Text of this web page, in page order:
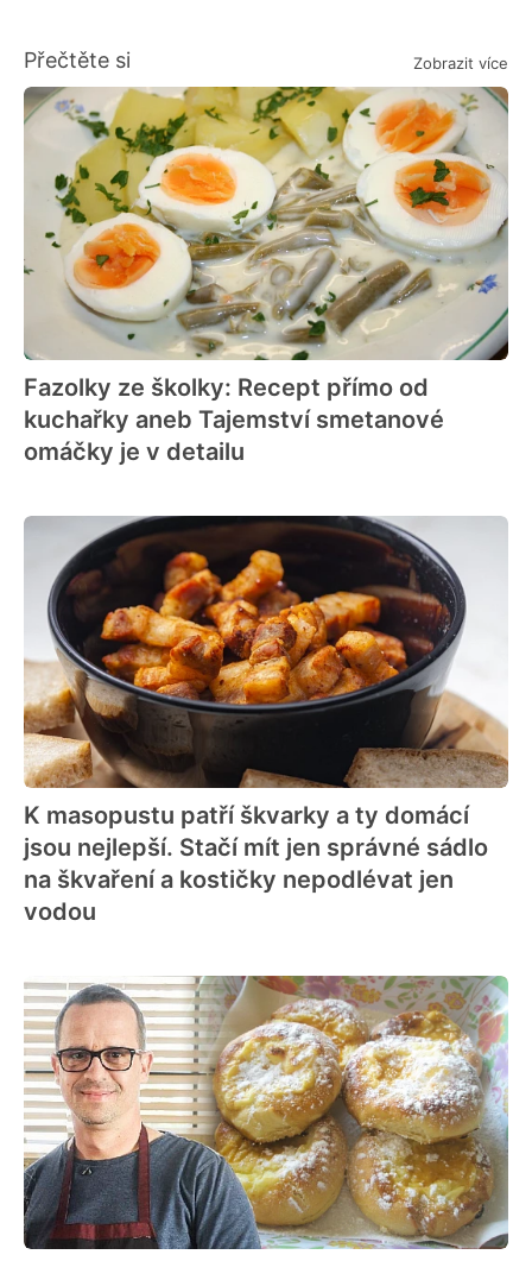
Přečtěte si Zobrazit více
Fazolky ze školky: Recept přímo od
kuchařky aneb Tajemství smetanové
omáčky je v detailu
K masopustu patří škvarky a ty domácí
jsou nejlepší. Stačí mít jen správné sádlo
na škvaření a kostičky nepodlévat jen
vodou